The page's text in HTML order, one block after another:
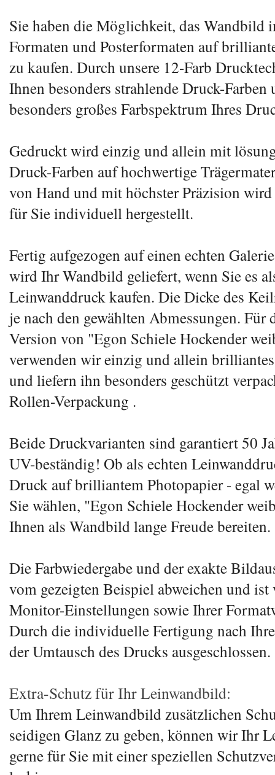
Sie haben die Möglichkeit, das Wandbild
Formaten und Posterformaten auf
zu kaufen. Durch unsere 12-Farb
Ihnen besonders strahlende Druck-Farben
besonders großes Farbspektrum Ihres
Gedruckt wird einzig und allein mit
Druck-Farben auf hochwertige
von Hand und mit höchster Präzision
für Sie individuell hergestellt.
Fertig aufgezogen auf einen echten
wird Ihr Wandbild geliefert, wenn Sie es
Leinwanddruck kaufen. Die Dicke des
je nach den gewählten Abmessungen. Für
Version von "Egon Schiele Hockender
verwenden wir einzig und allein
und liefern ihn besonders geschützt
Rollen-Verpackung .
Beide Druckvarianten sind garantiert 50
UV-beständig! Ob als echten
Druck auf brilliantem Photopapier - egal
Sie wählen, "Egon Schiele Hockender
Ihnen als Wandbild lange Freude bereiten.
Die Farbwiedergabe und der exakte
vom gezeigten Beispiel abweichen und ist
Monitor-Einstellungen sowie Ihrer
Durch die individuelle Fertigung nach
der Umtausch des Drucks ausgeschlossen.
Extra-Schutz für Ihr Leinwandbild:
Um Ihrem Leinwandbild zusätzlichen
seidigen Glanz zu geben, können wir Ihr
gerne für Sie mit einer speziellen